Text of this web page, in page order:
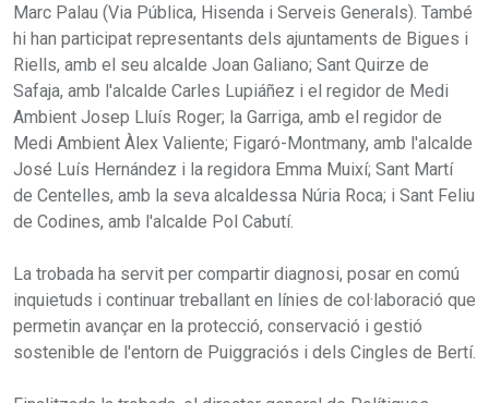
Marc Palau (Via Pública, Hisenda i Serveis Generals). També
hi han participat representants dels ajuntaments de Bigues i
Riells, amb el seu alcalde Joan Galiano; Sant Quirze de
Safaja, amb l'alcalde Carles Lupiáñez i el regidor de Medi
Ambient Josep Lluís Roger; la Garriga, amb el regidor de
Medi Ambient Àlex Valiente; Figaró-Montmany, amb l'alcalde
José Luís Hernández i la regidora Emma Muixí; Sant Martí
de Centelles, amb la seva alcaldessa Núria Roca; i Sant Feliu
de Codines, amb l'alcalde Pol Cabutí.
La trobada ha servit per compartir diagnosi, posar en comú
inquietuds i continuar treballant en línies de col·laboració que
permetin avançar en la protecció, conservació i gestió
sostenible de l'entorn de Puiggraciós i dels Cingles de Bertí.